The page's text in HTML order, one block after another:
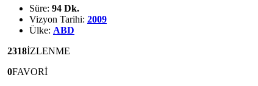
Süre: 94 Dk.
Vizyon Tarihi: 2009
Ülke: ABD
2318İZLENME
0FAVORİ